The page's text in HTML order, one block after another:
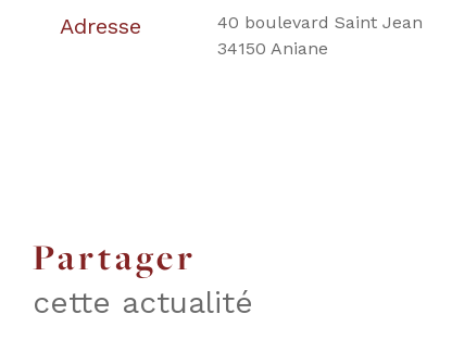
Adresse
40 boulevard Saint Jean
34150 Aniane
partager
cette actualité